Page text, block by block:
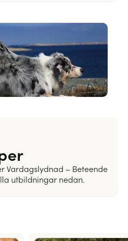
Vardagslydnad – Beteende
utbildningar nedan.